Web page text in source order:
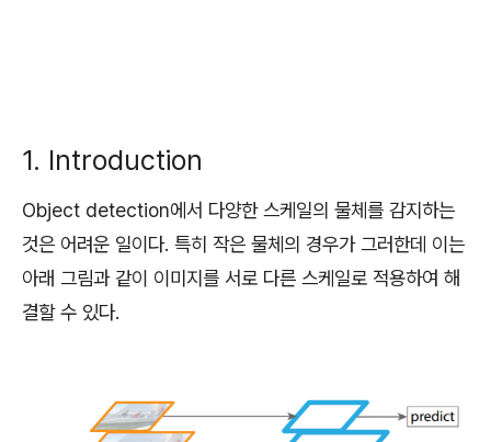
1. Introduction
Object detection에서 다양한 스케일의 물체를 감지하는
것은 어려운 일이다. 특히 작은 물체의 경우가 그러한데 이는
아래 그림과 같이 이미지를 서로 다른 스케일로 적용하여 해
결할 수 있다.